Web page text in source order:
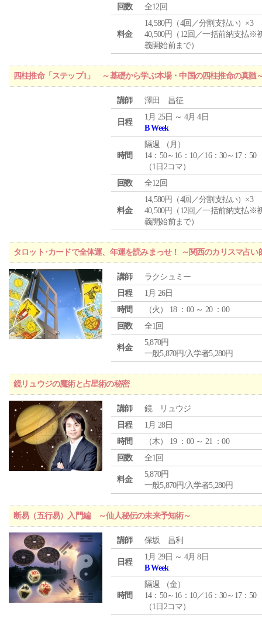
回数 全12回
料金
14,580円（4回／分割支払い）×3
40,500円（12回／一括前納支払※
義開始前まで）
四柱推命「ステップ1」 ～基礎から学ぶ本場・中国の四柱推命の真髄
講師 澤田 昌征
日程
1月 25日 ～ 4月 4日
B Week
時間
隔週 （ 月 ）
14：50～16：10／16：30～17：50
（1日2コマ）
回数
全12回
料金
14,580円（4回／分割支払い）×3
40,500円（12回／一括前納支払※
義開始前まで）
タロット･カードで全体運、年運を読みまっせ！ ～関西のカリスマ占
講師
ラクシュミー
日程
1月 26日
時間
（火 ） 18 ：00 ～ 20 ：00
回数
全1回
料金
5,870円
一般5,870円/入学者5,280円
鏡リュウジの魔術と占星術の秘密
講師
鏡 リュウジ
日程
1月 28日
時間
（木） 19 ：00 ～ 21 ：00
回数
全1回
料金
5,870円
一般5,870円/入学者5,280円
断易（五行易）入門編 ～仙人秘伝の未来予知術～
講師 保坂 昌利
日程
1月 29日 ～ 4月 8日
B Week
時間
隔週 （金）
14：50～16：10／16：30～17：50
（1日2コマ）